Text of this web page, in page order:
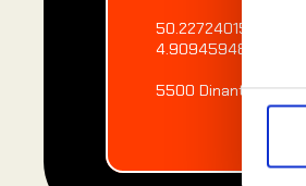
50.22724015288551,
4.909459484415517
5500 Dinant, België